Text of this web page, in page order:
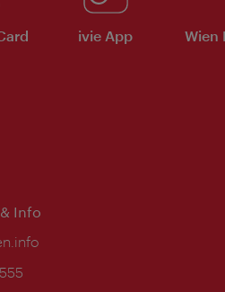
ivie App Wien
Info